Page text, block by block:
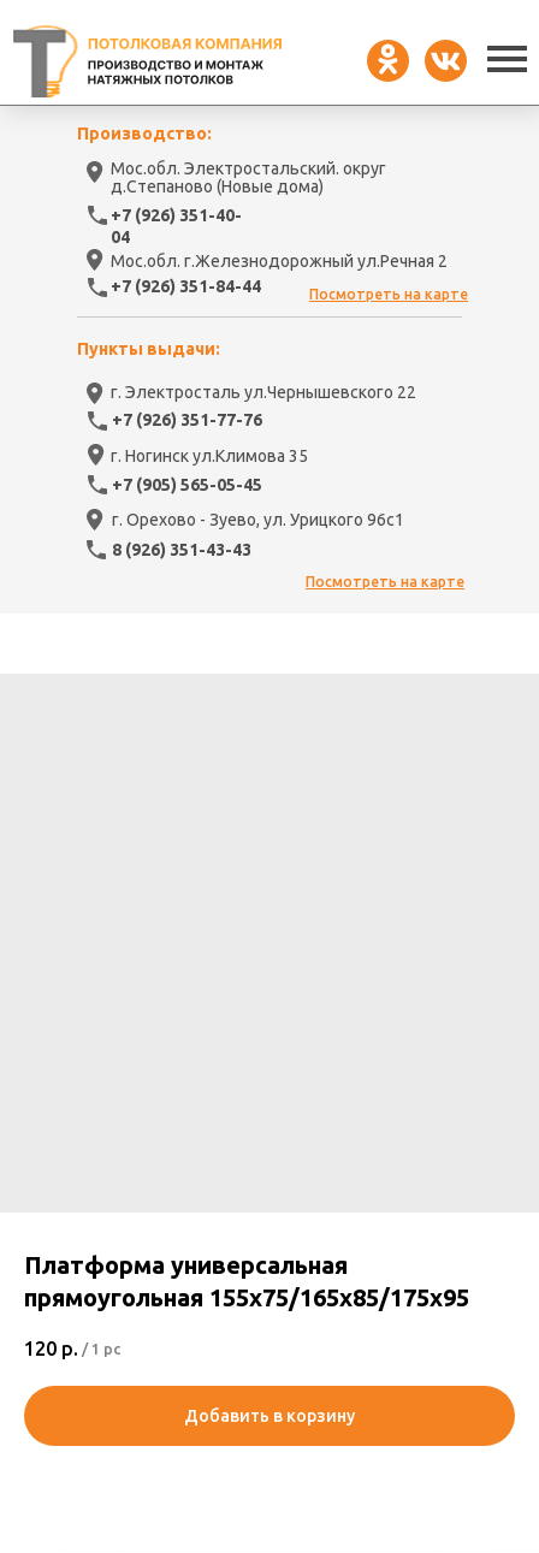
г. Ногинск ул.Климова 35
+7 (905) 565-05-45
г. Орехово - Зуево, ул. Урицкого 96с1
8 (926) 351-43-43
Мос.обл. Электростальский. округ
д.Степаново (Новые дома)
г. Электросталь ул.Чернышевского 22
Мос.обл. г.Железнодорожный ул.Речная 2
Производство:
Пункты выдачи:
+7 (926) 351-40-
04
+7 (926) 351-84-44
+7 (926) 351-77-76
Посмотреть на карте
Посмотреть на карте
Платформа универсальная
прямоугольная 155х75/165х85/175х95
120 р. / 1 pc
Добавить в корзину